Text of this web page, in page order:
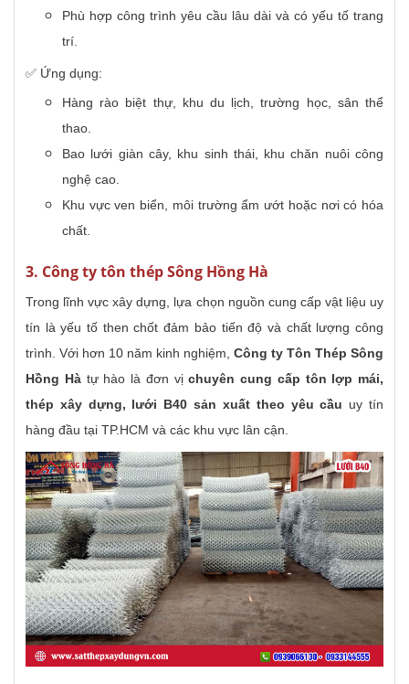
Phù hợp công trình yêu cầu lâu dài và có yếu tố trang
trí.
✅ Ứng dụng:
Hàng rào biệt thự, khu du lịch, trường học, sân thể
thao.
Bao lưới giàn cây, khu sinh thái, khu chăn nuôi công
nghệ cao.
Khu vực ven biển, môi trường ẩm ướt hoặc nơi có hóa
chất.
3. Công ty tôn thép Sông Hồng Hà
Trong lĩnh vực xây dựng, lựa chọn nguồn cung cấp vật liệu uy
tín là yếu tố then chốt đảm bảo tiến độ và chất lượng công
trình. Với hơn 10 năm kinh nghiệm, Công ty Tôn Thép Sông
Hồng Hàtự hào là đơn vịchuyên cung cấp tôn lợp mái,
thép xây dựng, lưới B40 sản xuất theo yêu cầu uy tín
hàng đầu tại TP.HCM và các khu vực lân cận.